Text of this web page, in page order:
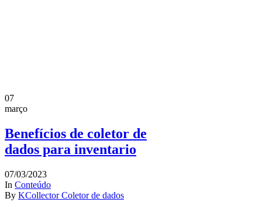
07
março
Benefícios de coletor de
dados para inventario
07/03/2023
In Conteúdo
By KCollector Coletor de dados